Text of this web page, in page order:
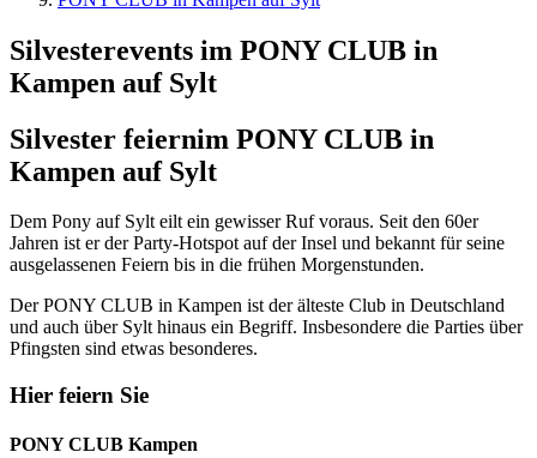
Silvesterevents im PONY CLUB in
Kampen auf Sylt
Silvester feiernim PONY CLUB in
Kampen auf Sylt
Dem Pony auf Sylt eilt ein gewisser Ruf voraus. Seit den 60er
Jahren ist er der Party-Hotspot auf der Insel und bekannt für seine
ausgelassenen Feiern bis in die frühen Morgenstunden.
Der PONY CLUB in Kampen ist der älteste Club in Deutschland
und auch über Sylt hinaus ein Begriff. Insbesondere die Parties über
Pfingsten sind etwas besonderes.
Hier feiern Sie
PONY CLUB Kampen